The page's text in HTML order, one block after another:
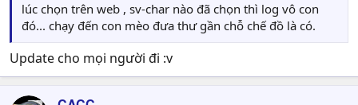
lúc chọn trên web , sv-char nào đã chọn thì log vô con
đó... chạy đến con mèo đưa thư gần chỗ chế đồ là có.
Update cho mọi người đi :v